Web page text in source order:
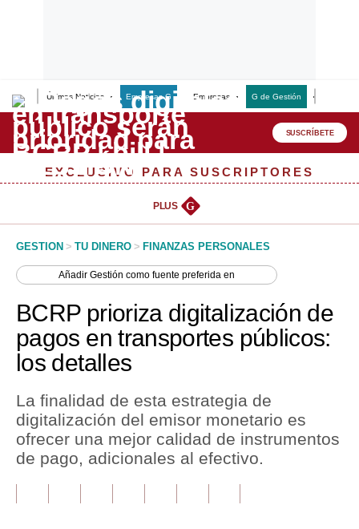
Últimas Noticias Empresas G Empresas G de Gestión
Lo último
Peru Quiosco
Management & Empleo
Perú
Política
Finanzas Personales
Inmobiliarias
Plus G
SUSCRÍBETE
EXCLUSIVO PARA SUSCRIPTORES
PLUS G
GESTION > TU DINERO > FINANZAS PERSONALES
AñadirGestión como fuente preferida en
BCRP prioriza digitalización de
pagos en transportes públicos:
los detalles
La finalidad de esta estrategia de
digitalización del emisor monetario es
ofrecer una mejor calidad de instrumentos
de pago, adicionales al efectivo.